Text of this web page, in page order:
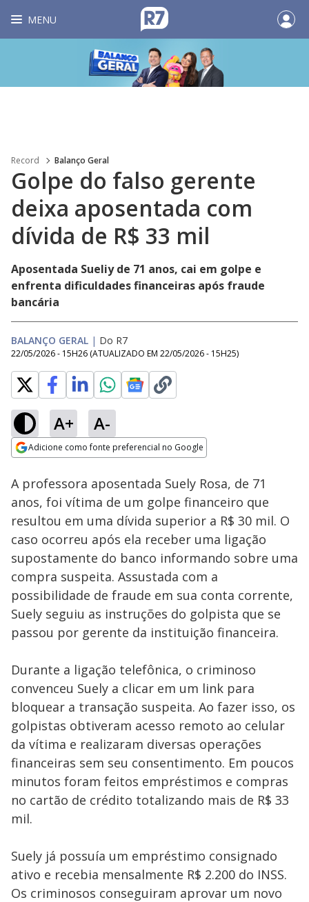
MENU
Record Balanço Geral
Golpe do falso gerente
deixa aposentada com
dívida de R$ 33 mil
Aposentada Sueliy de 71 anos, cai em golpe e
enfrenta dificuldades financeiras após fraude
bancária
BALANÇO GERAL | Do R7
22/05/2026 - 15H26 (ATUALIZADO EM 22/05/2026 - 15H25)
A+ A-
Adicione como fonte preferencial no Google
Ativar
Loaded:
16.63%
A professora aposentada Suely Rosa, de 71
anos, foi vítima de um golpe financeiro que
resultou em uma dívida superior a R$ 30 mil. O
caso ocorreu após ela receber uma ligação
supostamente do banco informando sobre uma
compra suspeita. Assustada com a
possibilidade de fraude em sua conta corrente,
Suely seguiu as instruções do golpista que se
passou por gerente da instituição financeira.
Durante a ligação telefônica, o criminoso
convenceu Suely a clicar em um link para
bloquear a transação suspeita. Ao fazer isso, os
golpistas obtiveram acesso remoto ao celular
da vítima e realizaram diversas operações
financeiras sem seu consentimento. Em poucos
minutos foram feitos empréstimos e compras
no cartão de crédito totalizando mais de R$ 33
mil.
Suely já possuía um empréstimo consignado
ativo e recebia mensalmente R$ 2.200 do INSS.
Os criminosos conseguiram aprovar um novo